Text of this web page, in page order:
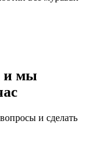
и мы
и сделать